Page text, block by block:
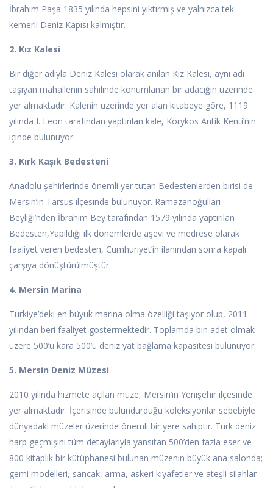
İbrahim Paşa 1835 yılında hepsini yıktırmış ve yalnızca tek
kemerli Deniz Kapısı kalmıştır.
2. Kız Kalesi
Bir diğer adıyla Deniz Kalesi olarak anılan Kız Kalesi, aynı adı
taşıyan mahallenin sahilinde konumlanan bir adacığın üzerinde
yer almaktadır. Kalenin üzerinde yer alan kitabeye göre, 1119
yılında I. Leon tarafından yaptırılan kale, Korykos Antik Kenti’nin
içinde bulunuyor.
3. Kırk Kaşık Bedesteni
Anadolu şehirlerinde önemli yer tutan Bedestenlerden birisi de
Mersin’in Tarsus ilçesinde bulunuyor. Ramazanoğulları
Beyliği’nden İbrahim Bey tarafından 1579 yılında yaptırılan
Bedesten,Yapıldığı ilk dönemlerde aşevi ve medrese olarak
faaliyet veren bedesten, Cumhuriyet’in ilanından sonra kapalı
çarşıya dönüştürülmüştür.
4. Mersin Marina
Türkiye’deki en büyük marina olma özelliği taşıyor olup, 2011
yılından beri faaliyet göstermektedir. Toplamda bin adet olmak
üzere 500’ü kara 500’ü deniz yat bağlama kapasitesi bulunuyor.
5. Mersin Deniz Müzesi
2010 yılında hizmete açılan müze, Mersin’in Yenişehir ilçesinde
yer almaktadır. İçerisinde bulundurduğu koleksiyonlar sebebiyle
dünyadaki müzeler üzerinde önemli bir yere sahiptir. Türk deniz
harp geçmişini tüm detaylarıyla yansıtan 500’den fazla eser ve
800 kitaplık bir kütüphanesi bulunan müzenin büyük ana salonda;
gemi modelleri, sancak, arma, askeri kıyafetler ve ateşli silahlar